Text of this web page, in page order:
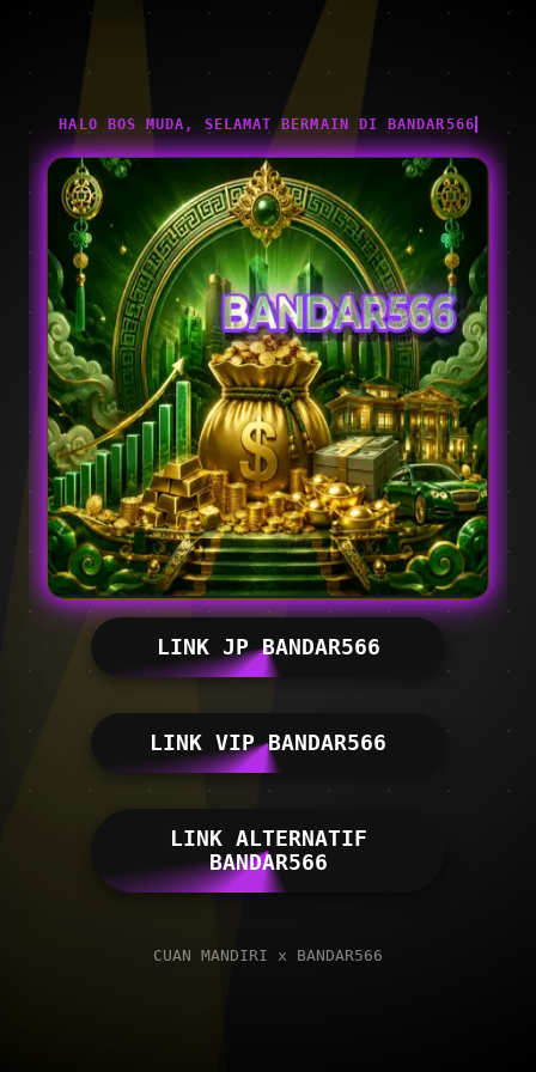
HALO BOS MUDA, SELAMAT BERMAIN DI BANDAR566
LINK JP BANDAR566
LINK VIP BANDAR566
LINK ALTERNATIF
BANDAR566
CUAN MANDIRI x BANDAR566